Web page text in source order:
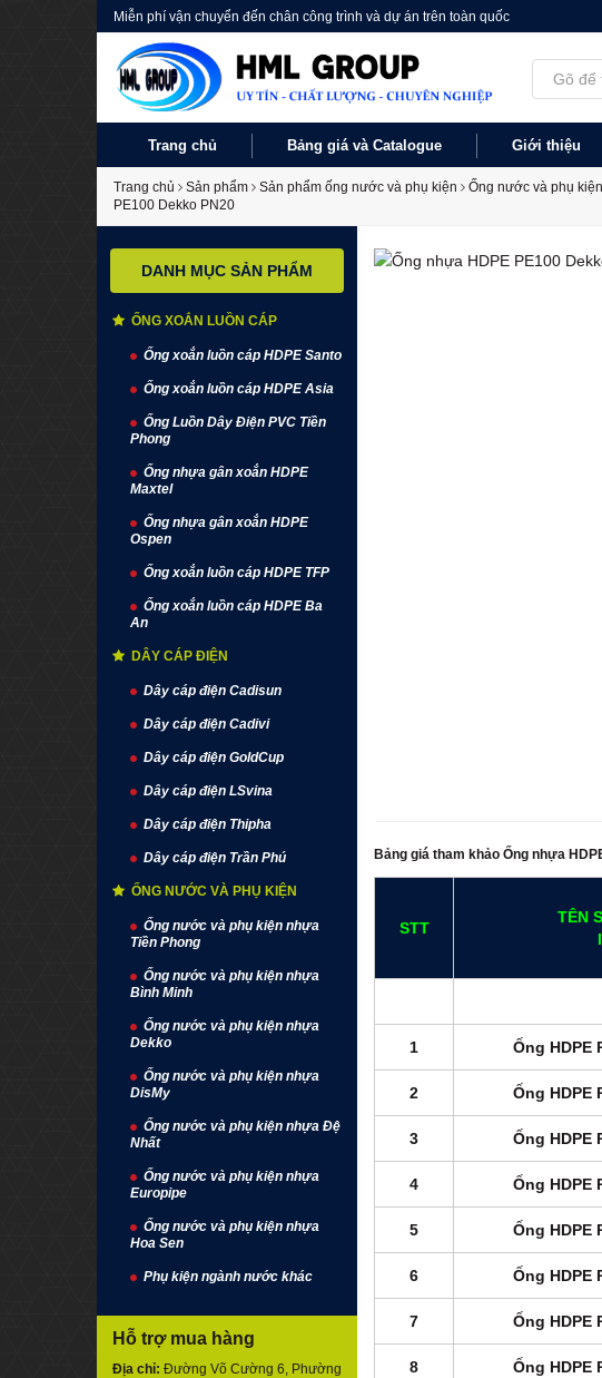
Miễn phí vận chuyển đến chân công trình và dự án trên toàn quốc
Trang chủ Bảng giá và Catalogue Giới thiệu
Trang chủ Sản phẩm Sản phẩm ống nước và phụ kiện Ống nước và phụ kiện
PE100 Dekko PN20
Bảng giá tham khảo Ống nhựa
STT
TÊN
1 Ống HDPE
2 Ống HDPE
3 Ống HDPE
4 Ống HDPE
5 Ống HDPE
6 Ống HDPE
7 Ống HDPE
8 Ống HDPE
DANH MỤC SẢN PHẨM
ỐNG XOẮN LUỒN CÁP
Ống xoắn luồn cáp HDPE Santo
Ống xoắn luồn cáp HDPE Asia
Ống Luồn Dây Điện PVC Tiền
Phong
Ống nhựa gân xoắn HDPE
Maxtel
Ống nhựa gân xoắn HDPE
Ospen
Ống xoắn luồn cáp HDPE TFP
Ống xoắn luồn cáp HDPE Ba
An
DÂY CÁP ĐIỆN
Dây cáp điện Cadisun
Dây cáp điện Cadivi
Dây cáp điện GoldCup
Dây cáp điện LSvina
Dây cáp điện Thipha
Dây cáp điện Trần Phú
ỐNG NƯỚC VÀ PHỤ KIỆN
Ống nước và phụ kiện nhựa
Tiền Phong
Ống nước và phụ kiện nhựa
Bình Minh
Ống nước và phụ kiện nhựa
Dekko
Ống nước và phụ kiện nhựa
DisMy
Ống nước và phụ kiện nhựa Đệ
Nhất
Ống nước và phụ kiện nhựa
Europipe
Ống nước và phụ kiện nhựa
Hoa Sen
Phụ kiện ngành nước khác
Hỗ trợ mua hàng
Địa chỉ: Đường Võ Cường 6, Phường